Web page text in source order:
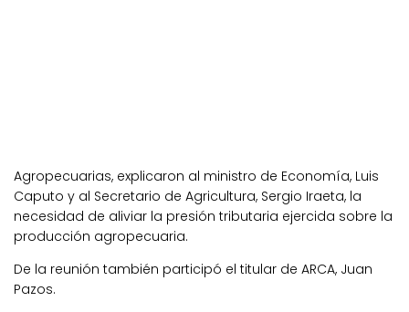
Agropecuarias, explicaron al ministro de Economía, Luis
Caputo y al Secretario de Agricultura, Sergio Iraeta, la
necesidad de aliviar la presión tributaria ejercida sobre la
producción agropecuaria.
De la reunión también participó el titular de ARCA, Juan
Pazos.